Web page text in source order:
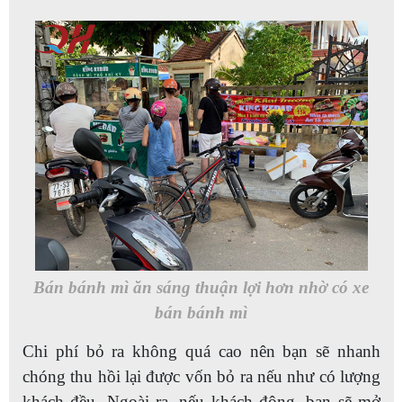
Bán bánh mì ăn sáng thuận lợi hơn nhờ có xe
bán bánh mì
Chi phí bỏ ra không quá cao nên bạn sẽ nhanh
chóng thu hồi lại được vốn bỏ ra nếu như có lượng